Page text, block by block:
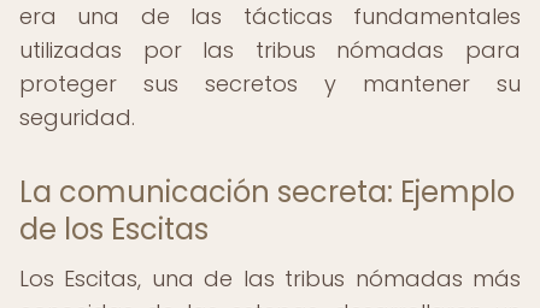
era una de las tácticas fundamentales
utilizadas por las tribus nómadas para
proteger sus secretos y mantener su
seguridad.
La comunicación secreta: Ejemplo
de los Escitas
Los Escitas, una de las tribus nómadas más